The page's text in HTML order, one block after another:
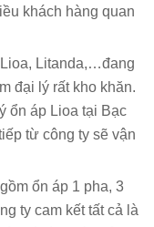
khách hàng quan
Litanda,…đang
đại lý rất kho khăn.
ổn áp Lioa tại Bạc
từ công ty sẽ vận
ổn áp 1 pha, 3
ty cam kết tất cả là